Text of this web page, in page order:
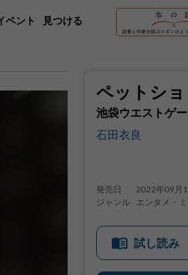
ベント 見つける
ペットシ
池袋ウエストゲ
石田衣良
発売日
2022年09月
ジャンル
エンタメ・ミ
試し読み